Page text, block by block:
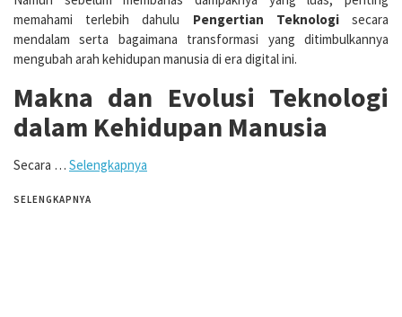
memahami terlebih dahulu Pengertian Teknologisecara
mendalam serta bagaimana transformasi yang ditimbulkannya
mengubah arah kehidupan manusia di era digital ini.
Makna dan Evolusi Teknologi
dalam Kehidupan Manusia
Secara … Selengkapnya
SELENGKAPNYA